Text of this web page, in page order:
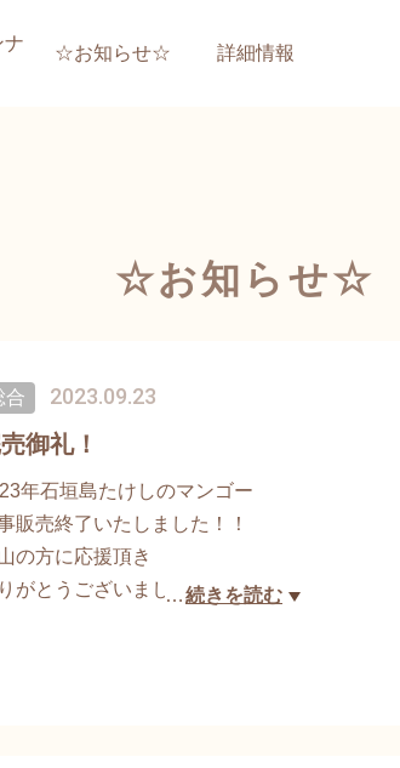
☆お知らせ☆ 詳細情報
☆お知らせ☆
合 2023.09.23
御礼！
年石垣島たけしのマンゴー
販売終了いたしました！！
の方に応援頂き
がとうございました(*^^*)
…続きを読む